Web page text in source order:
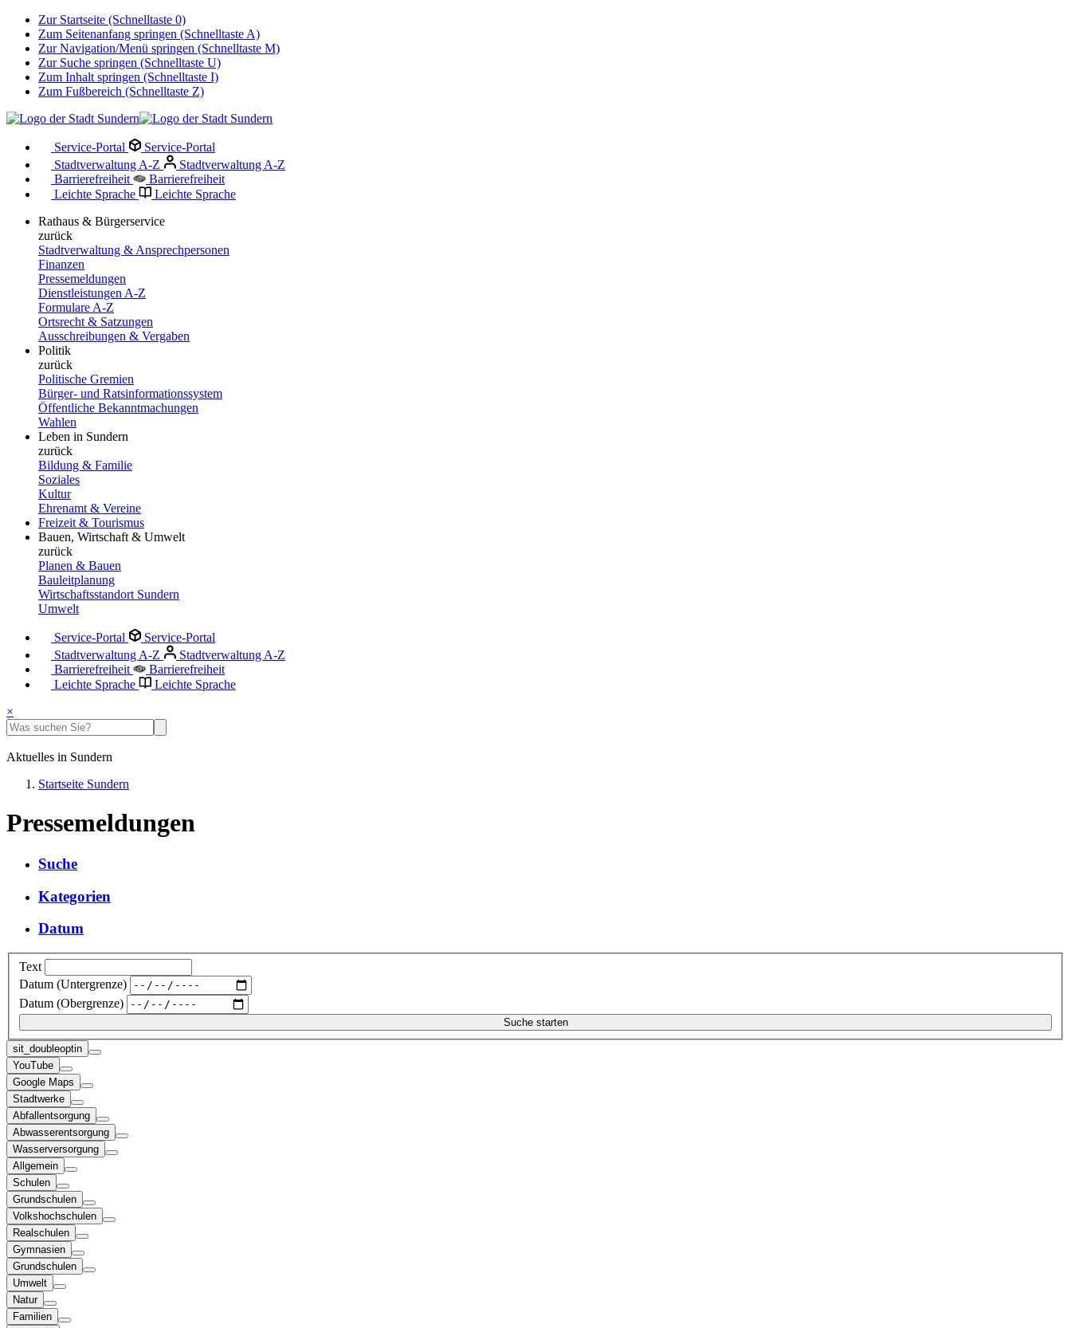
Zur Startseite (Schnelltaste 0)
Zum Seitenanfang springen (Schnelltaste A)
Zur Navigation/Menü springen (Schnelltaste M)
Zur Suche springen (Schnelltaste U)
Zum Inhalt springen (Schnelltaste I)
Zum Fußbereich (Schnelltaste Z)
Service-Portal
Service-Portal
Stadtverwaltung A-Z
Stadtverwaltung A-Z
Barrierefreiheit
Barrierefreiheit
Leichte Sprache
Leichte Sprache
Rathaus & Bürgerservice
zurück
Stadtverwaltung & Ansprechpersonen
Finanzen
Pressemeldungen
Dienstleistungen A-Z
Formulare A-Z
Ortsrecht & Satzungen
Ausschreibungen & Vergaben
Politik
zurück
Politische Gremien
Bürger- und Ratsinformationssystem
Öffentliche Bekanntmachungen
Wahlen
Leben in Sundern
zurück
Bildung & Familie
Soziales
Kultur
Ehrenamt & Vereine
Freizeit & Tourismus
Bauen, Wirtschaft & Umwelt
zurück
Planen & Bauen
Bauleitplanung
Wirtschaftsstandort Sundern
Umwelt
Service-Portal
Service-Portal
Stadtverwaltung A-Z
Stadtverwaltung A-Z
Barrierefreiheit
Barrierefreiheit
Leichte Sprache
Leichte Sprache
×
Aktuelles in Sundern
Startseite Sundern
Pressemeldungen
Suche
Kategorien
Datum
Text
Datum (Untergrenze)
Datum (Obergrenze)
sit_doubleoptin
YouTube
Google Maps
Stadtwerke
Abfallentsorgung
Abwasserentsorgung
Wasserversorgung
Allgemein
Schulen
Grundschulen
Volkshochschulen
Realschulen
Gymnasien
Grundschulen
Umwelt
Natur
Familien